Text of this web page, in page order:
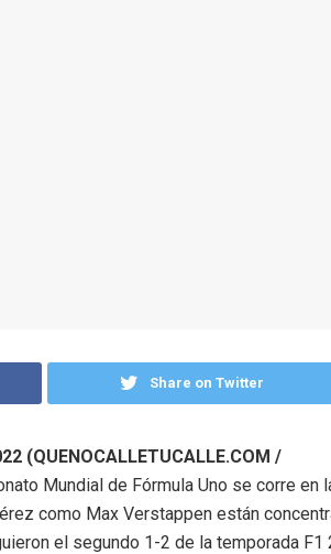
Share on Twitter
(QUENOCALLETUCALLE.COM /
Mundial de Fórmula Uno se corre en
como Max Verstappen están
el segundo 1-2 de la temporada F1